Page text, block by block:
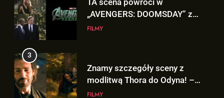
Znamy szczegóły sceny z
modlitwą Thora do Odyna! –
„AVENGERS: DOOMSDAY”
FILMY
4
Kit Connor dołączy do obsady
„X-MEN” jako nowy Scott
Summers!
NEWSY